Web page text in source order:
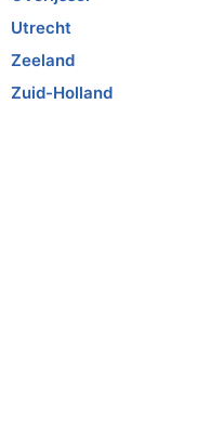
Utrecht
Zeeland
Zuid-Holland